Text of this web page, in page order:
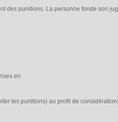
des punitions. La personne fonde son
en
les punitions) au profit de